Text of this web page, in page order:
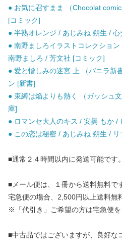
● お気に召すまま （Chocolat
[コミック]
● 半熟オレンジ / あじみね 朔生 /
● 南野ましろイラストコレクショ
南野ましろ / 芳文社 [コミック]
● 愛と憎しみの迷宮 上 （バニラ新
ン [新書]
● 束縛は焔よりも熱く （ガッシュ
庫]
● ロマンセ大人のキス / 安曇 もか /
● この恋は秘密 / あじみね 朔生 /
■通常２４時間以内に発送可能です。
■メール便は、１冊から送料無料で
宅急便の場合、2,500円以上送料無
※「代引き」ご希望の方は宅急便を
■中古品ではございますが、良好な